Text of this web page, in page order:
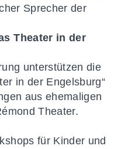
Sprecher der
Theater in der
unterstützen die
in der Engelsburg“
aus ehemaligen
Theater.
für Kinder und